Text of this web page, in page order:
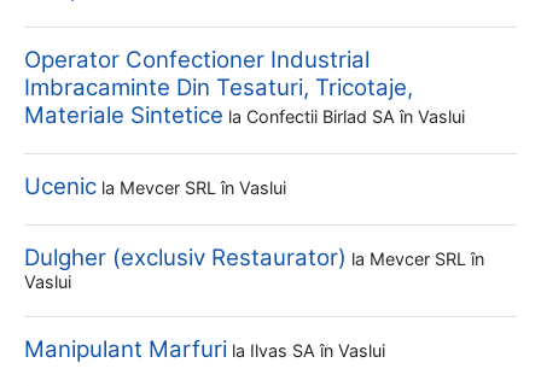
Operator Confectioner Industrial
Imbracaminte Din Tesaturi, Tricotaje,
Materiale Sintetice la Confectii Birlad SA în Vaslui
Ucenic la Mevcer SRL în Vaslui
Dulgher (exclusiv Restaurator) la Mevcer SRL în
Vaslui
Manipulant Marfuri la Ilvas SA în Vaslui